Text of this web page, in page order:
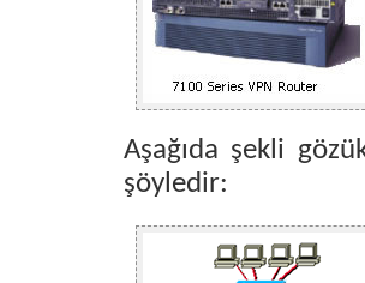
Aşağıda şekli
şöyledir: